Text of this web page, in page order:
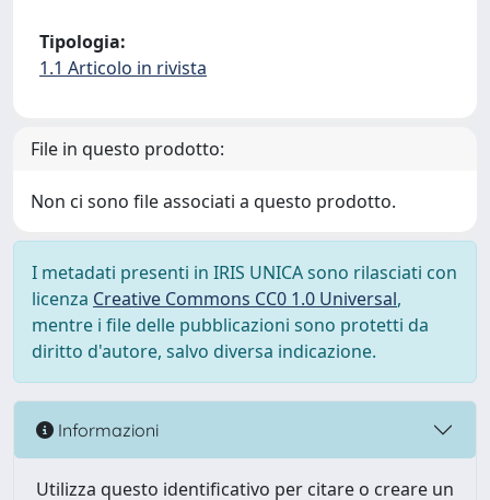
Tipologia:
1.1 Articolo in rivista
File in questo prodotto:
Non ci sono file associati a questo prodotto.
I metadati presenti in IRIS UNICA sono rilasciati con
licenza Creative Commons CC0 1.0 Universal,
mentre i file delle pubblicazioni sono protetti da
diritto d'autore, salvo diversa indicazione.
Informazioni
Utilizza questo identificativo per citare o creare un